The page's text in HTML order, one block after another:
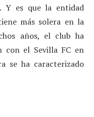
Y es que la entidad
más solera en la
años, el club ha
con el Sevilla FC en
se ha caracterizado